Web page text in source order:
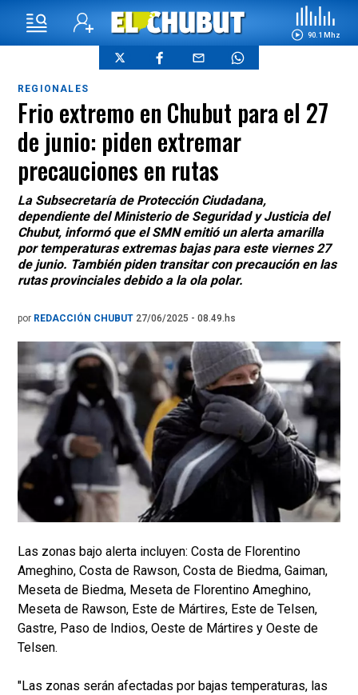
90.1 Mhz
REGIONALES
Frio extremo en Chubut para el 27
de junio: piden extremar
precauciones en rutas
La Subsecretaría de Protección Ciudadana,
dependiente del Ministerio de Seguridad y Justicia del
Chubut, informó que el SMN emitió un alerta amarilla
por temperaturas extremas bajas para este viernes 27
de junio. También piden transitar con precaución en las
rutas provinciales debido a la ola polar.
por REDACCIÓN CHUBUT 27/06/2025 - 08.49.hs
Las zonas bajo alerta incluyen: Costa de Florentino
Ameghino, Costa de Rawson, Costa de Biedma, Gaiman,
Meseta de Biedma, Meseta de Florentino Ameghino,
Meseta de Rawson, Este de Mártires, Este de Telsen,
Gastre, Paso de Indios, Oeste de Mártires y Oeste de
Telsen.
"Las zonas serán afectadas por bajas temperaturas, las